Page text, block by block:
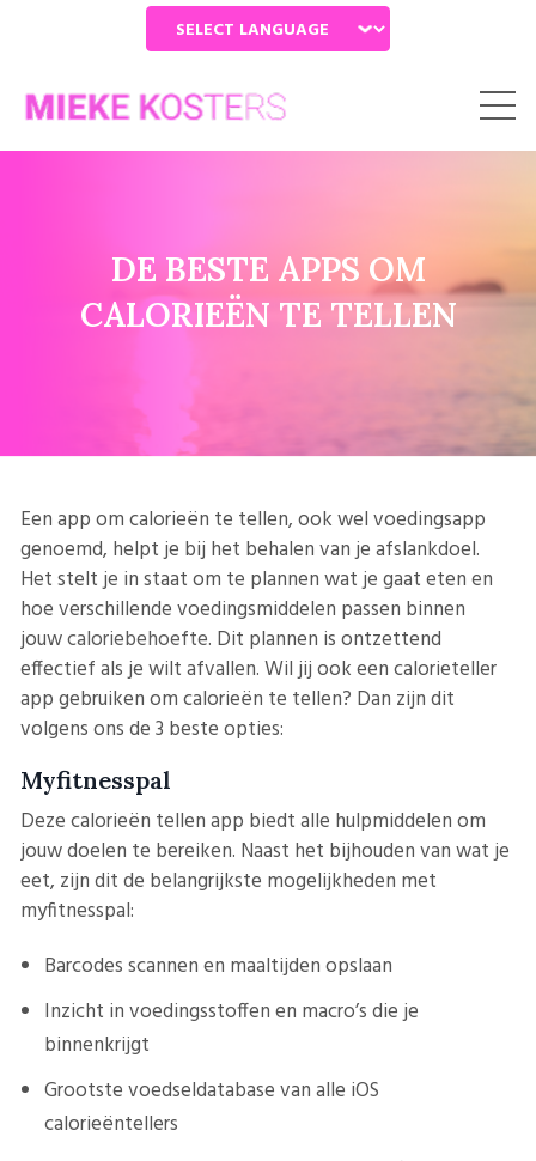
DE BESTE APPS OM
CALORIEËN TE TELLEN
Een app om calorieën te tellen, ook wel voedingsapp
genoemd, helpt je bij het behalen van je afslankdoel.
Het stelt je in staat om te plannen wat je gaat eten en
hoe verschillende voedingsmiddelen passen binnen
jouwcaloriebehoefte. Dit plannen is ontzettend
effectief als je wilt afvallen. Wil jij ook een calorieteller
app gebruiken om calorieën te tellen? Dan zijn dit
volgens ons de 3 beste opties:
Myfitnesspal
Deze calorieën tellen app biedt alle hulpmiddelen om
jouw doelen te bereiken. Naast het bijhouden van wat je
eet, zijn dit de belangrijkste mogelijkheden met
myfitnesspal:
Barcodes scannen en maaltijden opslaan
Inzicht in voedingsstoffen en macro’s die je
binnenkrijgt
Grootste voedseldatabase van alle iOS
calorieëntellers